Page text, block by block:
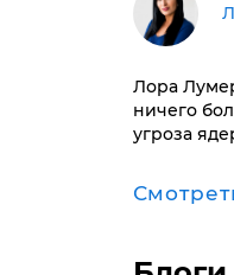
Лора
ничего
угроза